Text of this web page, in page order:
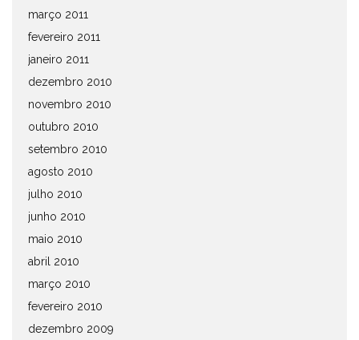
março 2011
fevereiro 2011
janeiro 2011
dezembro 2010
novembro 2010
outubro 2010
setembro 2010
agosto 2010
julho 2010
junho 2010
maio 2010
abril 2010
março 2010
fevereiro 2010
dezembro 2009